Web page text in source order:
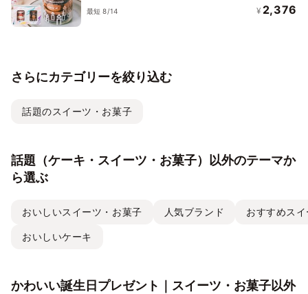
テ＞バースデーセット
最短 8/14 ¥ 2,376
さらにカテゴリーを絞り込む
話題のスイーツ・お菓子
話題（ケーキ・スイーツ・お菓子）以外のテーマか
ら選ぶ
おいしいスイーツ・お菓子 人気ブランド おすすめス
おいしいケーキ
かわいい誕生日プレゼント｜スイーツ・お菓子以外